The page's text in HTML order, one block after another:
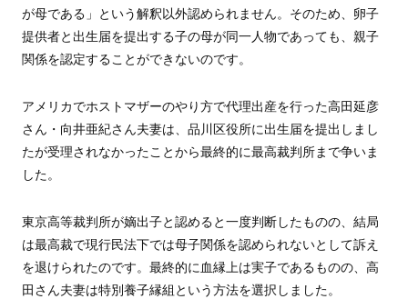
が母である」という解釈以外認められません。そのため、卵子
提供者と出生届を提出する子の母が同一人物であっても、親子
関係を認定することができないのです。
アメリカでホストマザーのやり方で代理出産を行った高田延彦
さん・向井亜紀さん夫妻は、品川区役所に出生届を提出しまし
たが受理されなかったことから最終的に最高裁判所まで争いま
した。
東京高等裁判所が嫡出子と認めると一度判断したものの、結局
は最高裁で現行民法下では母子関係を認められないとして訴え
を退けられたのです。最終的に血縁上は実子であるものの、高
田さん夫妻は特別養子縁組という方法を選択しました。